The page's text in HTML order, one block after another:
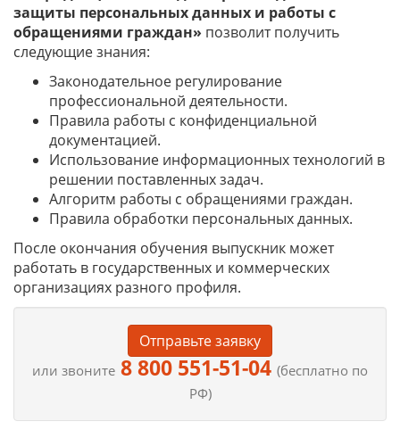
защиты персональных данных и работы с
обращениями граждан» позволит получить
следующие знания:
Законодательное регулирование
профессиональной деятельности.
Правила работы с конфиденциальной
документацией.
Использование информационных технологий в
решении поставленных задач.
Алгоритм работы с обращениями граждан.
Правила обработки персональных данных.
После окончания обучения выпускник может
работать в государственных и коммерческих
организациях разного профиля.
Отправьте заявку
или звоните 8 800 551-51-04 (бесплатно по
РФ)